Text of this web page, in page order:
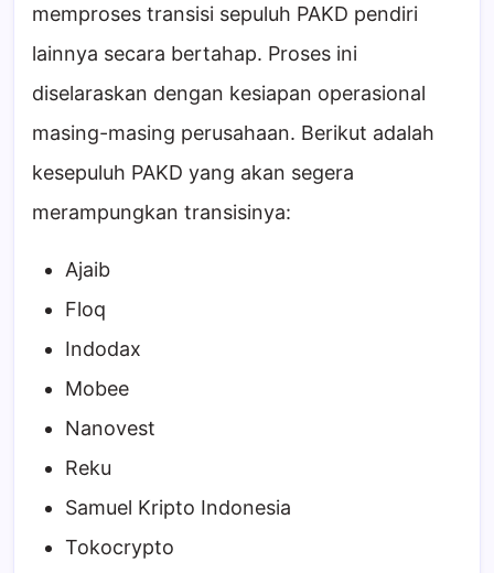
memproses transisi sepuluh PAKD pendiri
lainnya secara bertahap. Proses ini
diselaraskan dengan kesiapan operasional
masing-masing perusahaan. Berikut adalah
kesepuluh PAKD yang akan segera
merampungkan transisinya:
Ajaib
Floq
Indodax
Mobee
Nanovest
Reku
Samuel Kripto Indonesia
Tokocrypto